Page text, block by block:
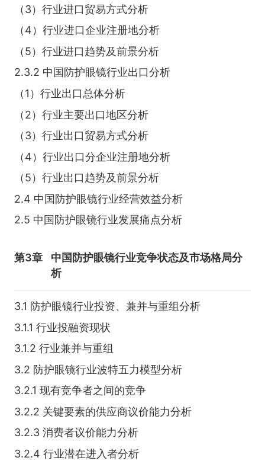
（3）行业进口贸易方式分析
（4）行业进口企业注册地分析
（5）行业进口趋势及前景分析
2.3.2 中国防护眼镜行业出口分析
（1）行业出口总体分析
（2）行业主要出口地区分析
（3）行业出口贸易方式分析
（4）行业出口分企业注册地分析
（5）行业出口趋势及前景分析
2.4 中国防护眼镜行业经营效益分析
2.5 中国防护眼镜行业发展痛点分析
第3章
中国防护眼镜行业竞争状态及市场格局分
析
3.1 防护眼镜行业投资、兼并与重组分析
3.1.1 行业投融资现状
3.1.2 行业兼并与重组
3.2 防护眼镜行业波特五力模型分析
3.2.1 现有竞争者之间的竞争
3.2.2 关键要素的供应商议价能力分析
3.2.3 消费者议价能力分析
3.2.4 行业潜在进入者分析